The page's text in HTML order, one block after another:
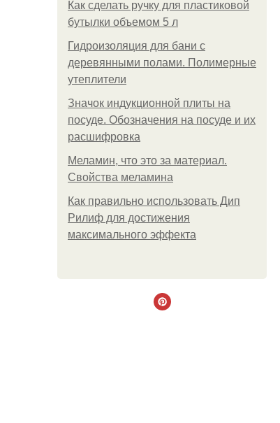
Как сделать ручку для пластиковой
бутылки объемом 5 л
Гидроизоляция для бани с
деревянными полами. Полимерные
утеплители
Значок индукционной плиты на
посуде. Обозначения на посуде и их
расшифровка
Меламин, что это за материал.
Свойства меламина
Как правильно использовать Дип
Рилиф для достижения
максимального эффекта